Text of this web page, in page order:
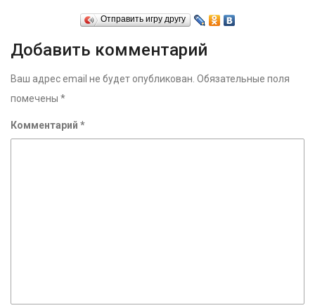
Отправить игру другу
Добавить комментарий
Ваш адрес email не будет опубликован. Обязательные поля
помечены *
Комментарий *